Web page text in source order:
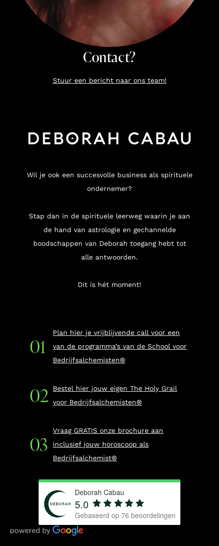
Contact?
Stuur een bericht naar ons team!
Wil je ook een succesvolle business als spirituele
ondernemer?
Stap dan in de spirituele leerweg waarin je aan
de hand van astrologie en gechannelde
boodschappen van Deborah toegang hebt tot
alle antwoorden.
Dit is hét moment!
Plan hier je vrijblijvende call voor een
van de programma’s van de School voor
Bedrijfsalchemisten®
Bestel hier jouw eigen The Holy Grail
voor Bedrijfsalchemisten®
Vraag GRATIS onze brochure aan
inclusief jouw horoscoop als
Bedrijfsalchemist®
Deborah Cabau
5.0
Gebaseerd op 76 beoordelingen